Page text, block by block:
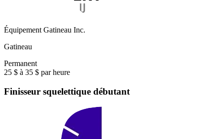
Équipement Gatineau Inc.
Gatineau
Permanent
25 $ à 35 $ par heure
Finisseur squelettique débutant